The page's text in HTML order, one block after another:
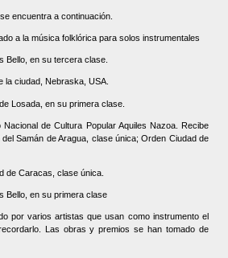
encuentra a continuación.
a la música folklórica para solos instrumentales
Bello, en su tercera clase.
la ciudad, Nebraska, USA.
Losada, en su primera clase.
de Cultura Popular Aquiles Nazoa. Recibe
Samán de Aragua, clase única; Orden Ciudad de
de Caracas, clase única.
Bello, en su primera clase
por varios artistas que usan como instrumento el
Las obras y premios se han tomado de